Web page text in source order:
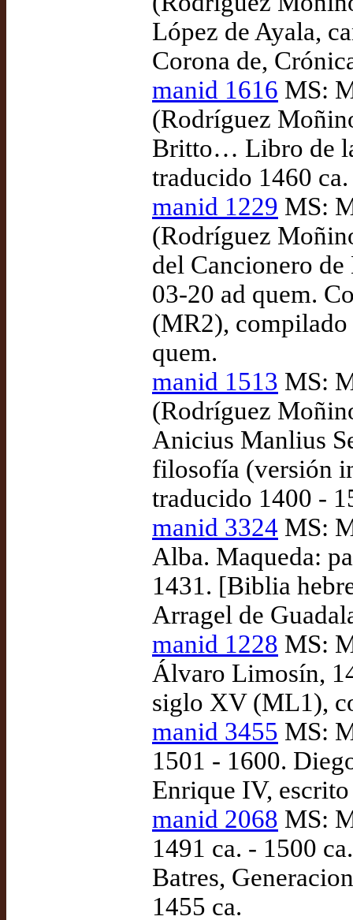
López de Ayala,
Corona de,
manid 1616 MS:
(Rodríguez
Britto… Libro de
traducido 1460
manid 1229 MS:
(Rodríguez
del Cancionero
03-20 ad quem.
(MR2),
quem.
manid 1513 MS:
(Rodríguez
Anicius Manlius
filosofía (versión
traducido 1400 -
manid 3324 MS:
Alba. Maqueda:
1431. [Biblia
Arragel de
manid 1228 MS:
Álvaro Limosín,
siglo XV (ML1),
manid 3455 MS:
1501 - 1600.
Enrique IV,
manid 2068 MS:
1491 ca. - 1500
Batres,
1455 ca.